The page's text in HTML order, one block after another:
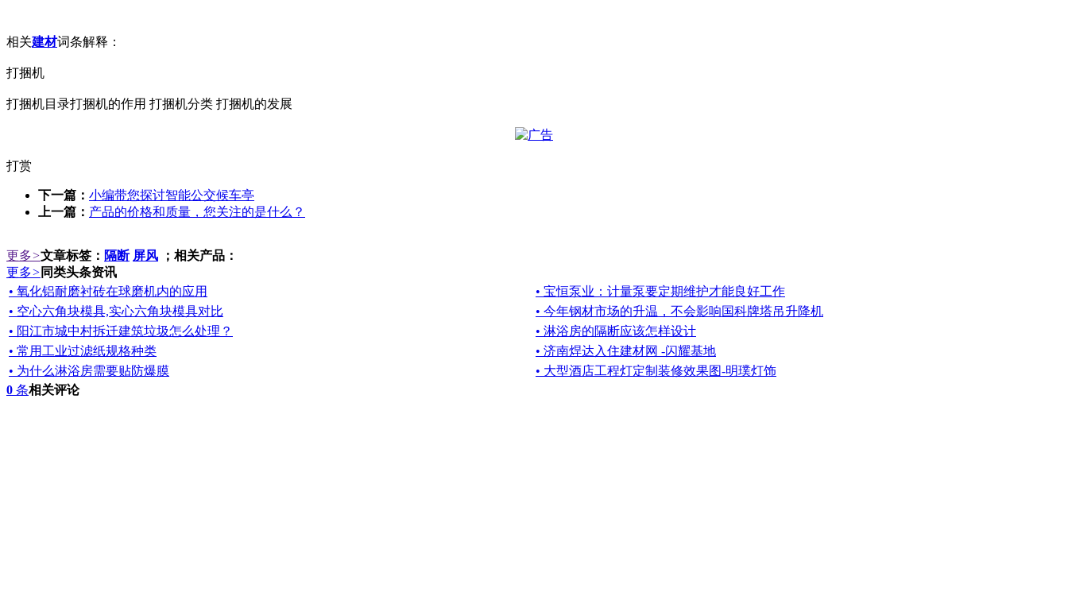
相关建材词条解释：
打捆机
打捆机目录打捆机的作用 打捆机分类 打捆机的发展
打赏
下一篇： 小编带您探讨智能公交候车亭
上一篇： 产品的价格和质量，您关注的是什么？
更多>文章标签： 隔断 屏风 ；相关产品：
更多> 同类头条资讯
• 氧化铝耐磨衬砖在球磨机内的应用
• 宝恒泵业：计量泵要定期维护才能良好工作
• 空心六角块模具,实心六角块模具对比
• 今年钢材市场的升温，不会影响国科牌塔吊升降机
• 阳江市城中村拆迁建筑垃圾怎么处理？
• 淋浴房的隔断应该怎样设计
• 常用工业过滤纸规格种类
• 济南焊达入住建材网 -闪耀基地
• 为什么淋浴房需要贴防爆膜
• 大型酒店工程灯定制装修效果图-明璞灯饰
0 条相关评论